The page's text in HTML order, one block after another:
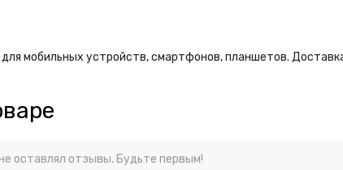
мобильных устройств, смартфонов, планшетов.
оставлял отзывы. Будьте первым!